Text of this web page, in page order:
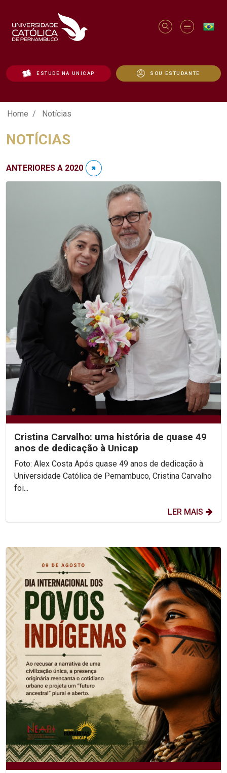
ESTUDE NA UNICAP SOU ESTUDANTE
Notícias - Unicap
Home Notícias
NOTÍCIAS
ANTERIORES A 2020
Cristina Carvalho: uma história de quase 49
anos de dedicação à Unicap
Foto: Alex Costa Após quase 49 anos de dedicação à
Universidade Católica de Pernambuco, Cristina Carvalho
foi...
LER MAIS